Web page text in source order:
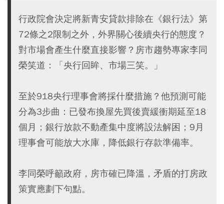
行政院會決定將新青安貸款排除在《銀行法》第
72條之2限制之外，外界關心後續央行的態度？
對市場會產生什麼直接影響？房市趨勢專家李同
榮笑道：「央行回眸、市場三笑。」
至於918央行理事會將採什麼措施？他預測可能
分為3步曲：已發布換屋先買後賣緩衝期延至18
個月；銀行放款不動產集中度將設法解困；9月
理事會可能放大水庫，降低銀行存款準備率。
李同榮呼籲政府，房市確已降溫，矛盾的打房政
策實應劃下句點。